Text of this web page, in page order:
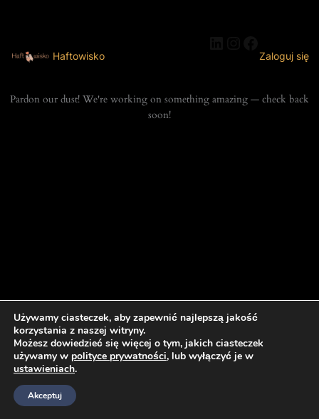
Haftowisko Zaloguj się
Pardon our dust! We're working on something amazing — check back
soon!
Używamy ciasteczek, aby zapewnić najlepszą jakość
korzystania z naszej witryny.
Możesz dowiedzieć się więcej o tym, jakich ciasteczek
używamy w polityce prywatności, lub wyłączyć je w
ustawieniach.
Akceptuj